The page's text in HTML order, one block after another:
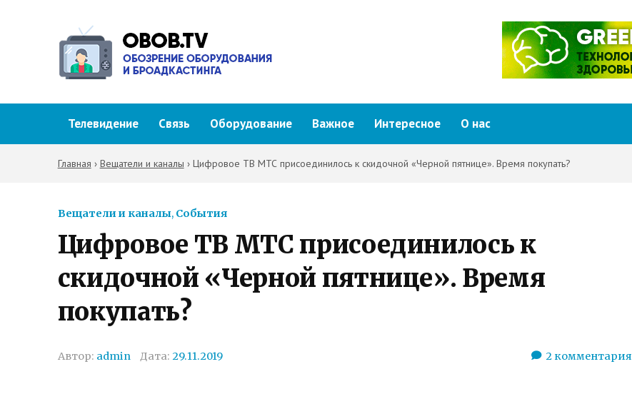
Телевидение Связь Оборудование Важное Интересное О нас
Главная › Вещатели и каналы › Цифровое ТВ МТС присоединилось к скидочной «Черной пятнице». Время покупать?
Вещатели и каналы, События
Цифровое ТВ МТС присоединилось к
скидочной «Черной пятнице». Время
покупать?
Автор: admin Дата: 29.11.2019 2комментария